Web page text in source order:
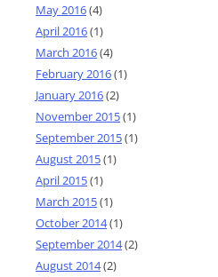
May 2016(4)
April 2016(1)
March 2016(4)
February 2016(1)
January 2016(2)
November 2015(1)
September 2015(1)
August 2015(1)
April 2015(1)
March 2015(1)
October 2014(1)
September 2014(2)
August 2014(2)